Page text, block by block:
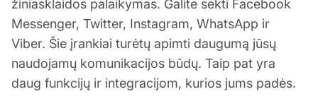
žiniasklaidos palaikymas. Galite sekti Facebook
Messenger, Twitter, Instagram, WhatsApp ir
Viber. Šie įrankiai turėtų apimti daugumą jūsų
naudojamų komunikacijos būdų. Taip pat yra
daug funkcijų ir integracijom, kurios jums padės.